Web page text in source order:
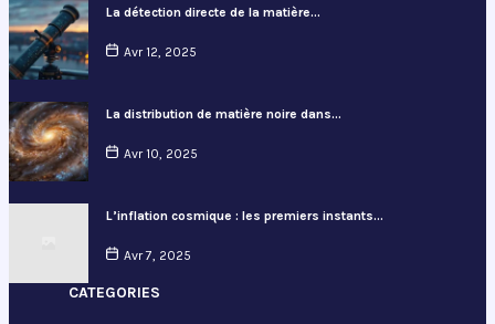
La détection directe de la matière…
Avr 12, 2025
La distribution de matière noire dans…
Avr 10, 2025
L’inflation cosmique : les premiers instants…
Avr 7, 2025
CATEGORIES